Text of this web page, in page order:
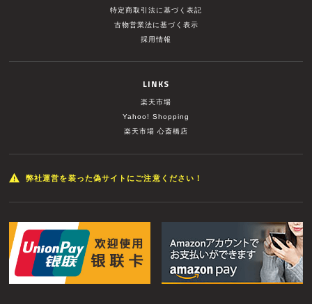
特定商取引法に基づく表記
古物営業法に基づく表示
採用情報
LINKS
楽天市場
Yahoo! Shopping
楽天市場 心斎橋店
弊社運営を装った偽サイトにご注意ください！